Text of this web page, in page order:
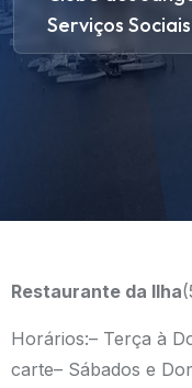
Serviços
Restaurante da Ilha
Horários:– Terça à
carte– Sábados e